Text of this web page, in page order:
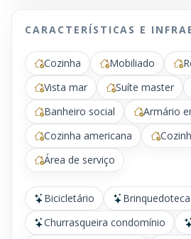
CARACTERÍSTICAS E
Cozinha Mobiliado
Vista mar
Suíte master
Banheiro social
Armário
Cozinha americana
Área de serviço
Bicicletário
Brinquedoteca
Churrasqueira condomínio